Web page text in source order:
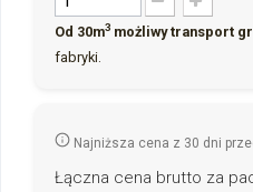
Od 30m3 możliwy transport
fabryki.
Najniższa cena z 30 dni
Łączna cena brutto za